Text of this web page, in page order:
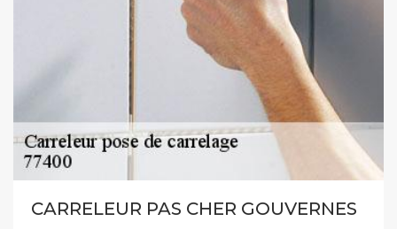
CARRELEUR PAS CHER GOUVERNES